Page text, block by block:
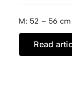
M: 52 – 56
Read